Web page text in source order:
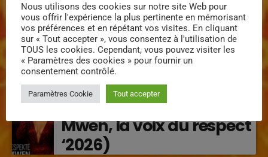
ÉPISODES DE PODCAST
MISSYAL – Lanmou
Enposib : une nouvelle
voix caribéenne qui
transforme les émotions
en musique (2026)
Régine Narou : Respekte
Mwen, la voix du respect
‘2026)
Nous utilisons des cookies sur notre site Web pour
vous offrir l'expérience la plus pertinente en mémorisant
vos préférences et en répétant vos visites. En cliquant
sur « Tout accepter », vous consentez à l'utilisation de
TOUS les cookies. Cependant, vous pouvez visiter les
« Paramètres des cookies » pour fournir un
consentement contrôlé.
Paramètres Cookie Tout accepter